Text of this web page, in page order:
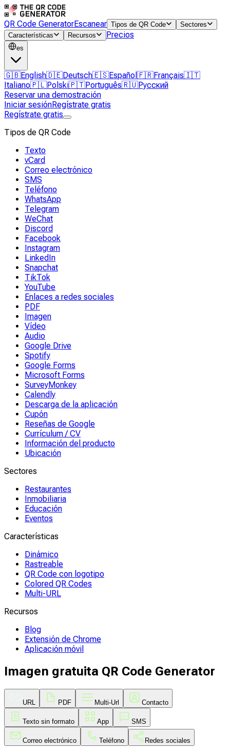
QR Code GeneratorEscanear Tipos de QR Code
Sectores
Características
Recursos Precios
es
🇬🇧English🇩🇪Deutsch🇪🇸Español 🇫🇷Français🇮🇹
Italiano🇵🇱Polski🇵🇹Português🇷🇺Русский
Reservar una demostración
Iniciar sesiónRegístrate gratis
Regístrate gratis
Tipos de QR Code
Texto
vCard
Correo electrónico
SMS
Teléfono
WhatsApp
Telegram
WeChat
Discord
Facebook
Instagram
LinkedIn
Snapchat
TikTok
YouTube
Enlaces a redes sociales
PDF
Imagen
Vídeo
Audio
Google Drive
Spotify
Google Forms
Microsoft Forms
SurveyMonkey
Calendly
Descarga de la aplicación
Cupón
Reseñas de Google
Currículum / CV
Información del producto
Ubicación
Sectores
Restaurantes
Inmobiliaria
Educación
Eventos
Características
Dinámico
Rastreable
QR Code con logotipo
Colored QR Codes
Multi-URL
Recursos
Blog
Extensión de Chrome
Aplicación móvil
Imagen gratuita QR Code Generator
URL PDF Multi-Url Contacto
Texto sin formato App SMS
Correo electrónico Teléfono Redes sociales